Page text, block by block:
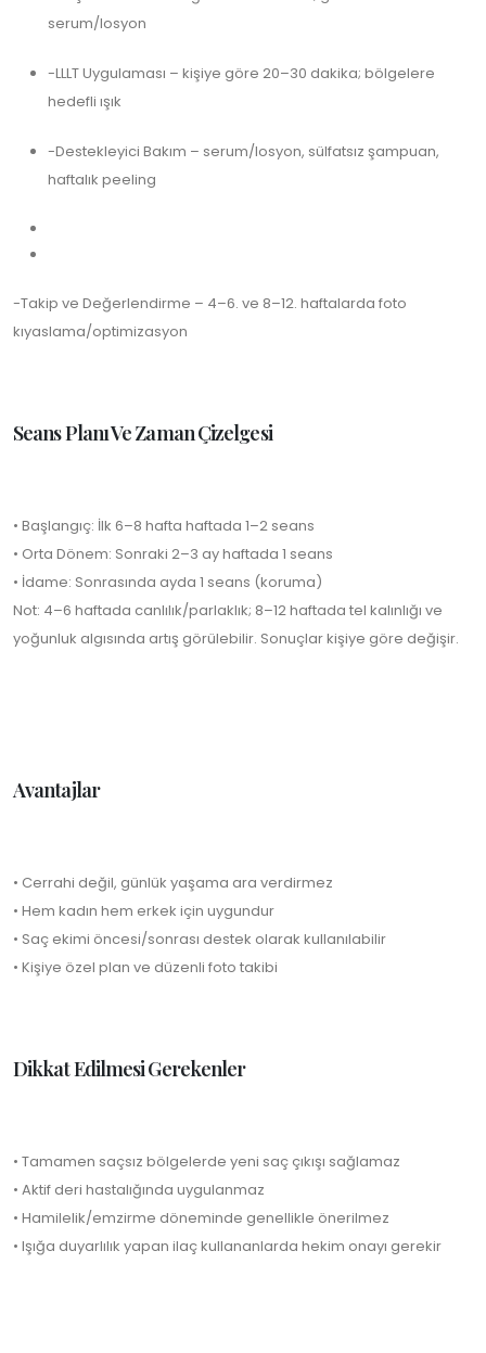
serum/losyon
-LLLT Uygulaması – kişiye göre 20–30 dakika; bölgelere
hedefli ışık
-Destekleyici Bakım – serum/losyon, sülfatsız şampuan,
haftalık peeling
-Takip ve Değerlendirme – 4–6. ve 8–12. haftalarda foto
kıyaslama/optimizasyon
Seans Planı Ve Zaman Çizelgesi
• Başlangıç: İlk 6–8 hafta haftada 1–2 seans
• Orta Dönem: Sonraki 2–3 ay haftada 1 seans
• İdame: Sonrasında ayda 1 seans (koruma)
Not: 4–6 haftada canlılık/parlaklık; 8–12 haftada tel kalınlığı ve
yoğunluk algısında artış görülebilir. Sonuçlar kişiye göre değişir.
Avantajlar
• Cerrahi değil, günlük yaşama ara verdirmez
• Hem kadın hem erkek için uygundur
• Saç ekimi öncesi/sonrası destek olarak kullanılabilir
• Kişiye özel plan ve düzenli foto takibi
Dikkat Edilmesi Gerekenler
• Tamamen saçsız bölgelerde yeni saç çıkışı sağlamaz
• Aktif deri hastalığında uygulanmaz
• Hamilelik/emzirme döneminde genellikle önerilmez
• Işığa duyarlılık yapan ilaç kullananlarda hekim onayı gerekir